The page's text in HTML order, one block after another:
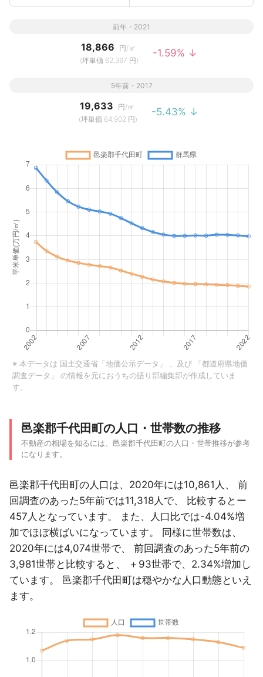
前年・2021
18,866
円/㎡
(坪単価 62,367 円)
-1.59% ↓
5年前・2017
19,633
円/㎡
(坪単価 64,902 円)
-5.43% ↓
※ 本データは 国土交通省「地価公示データ」 、及び
「都道府県地価
調査データ」
の情報を元におうちの語り部編集部が作成していま
す。
邑楽郡千代田町の人口・世帯数の推移
不動産の相場を知るには、邑楽郡千代田町の人口・世帯推移が参考
になります。
邑楽郡千代田町の人口は、2020年には10,861人、 前
回調査のあった5年前では11,318人で、 比較するとー
457人となっています。 また、人口比では-4.04%増
加でほぼ横ばいになっています。 同様に世帯数は、
2020年には4,074世帯で、 前回調査のあった5年前の
3,981世帯と比較すると、 ＋93世帯で、2.34%増加し
ています。 邑楽郡千代田町は穏やかな人口動態といえ
ます。